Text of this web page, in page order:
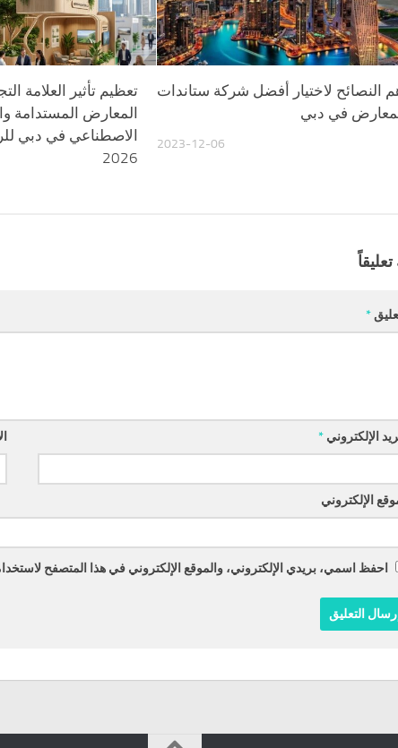
تعظيم تأثير العلامة
المعارض المستدامة
الاصطناعي في دبي
2026
النصائح لاختيار أفضل شركة ستاندات
في دبي
2023-12-06
*
الإلكتروني *
الإلكتروني
احفظ اسمي، بريدي الإلكتروني، والموقع الإلكتروني في هذا المتصفح